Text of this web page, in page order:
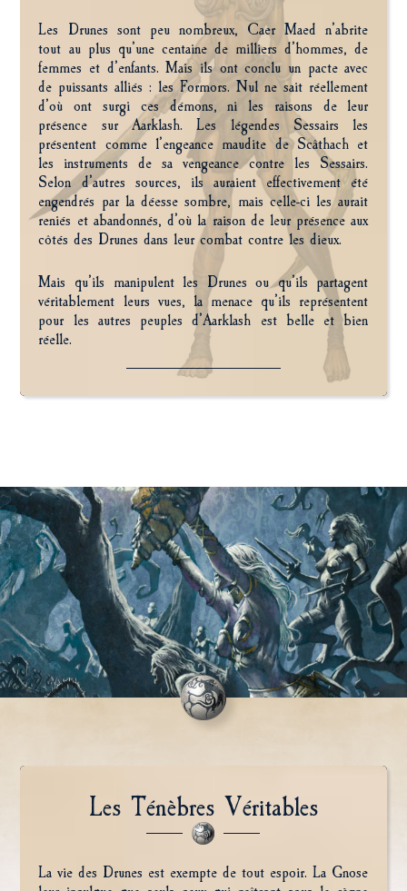
Les Drunes sont peu nombreux, Caer Maed n’abrite
tout au plus qu’une centaine de milliers d’hommes, de
femmes et d’enfants. Mais ils ont conclu un pacte avec
de puissants alliés : les Formors. Nul ne sait réellement
d’où ont surgi ces démons, ni les raisons de leur
présence sur Aarklash. Les légendes Sessairs les
présentent comme l’engeance maudite de Scâthach et
les instruments de sa vengeance contre les Sessairs.
Selon d’autres sources, ils auraient effectivement été
engendrés par la déesse sombre, mais celle-ci les aurait
reniés et abandonnés, d’où la raison de leur présence aux
côtés des Drunes dans leur combat contre les dieux.
Mais qu’ils manipulent les Drunes ou qu’ils partagent
véritablement leurs vues, la menace qu’ils représentent
pour les autres peuples d’Aarklash est belle et bien
réelle.
Les Ténèbres Véritables
La vie des Drunes est exempte de tout espoir. La Gnose